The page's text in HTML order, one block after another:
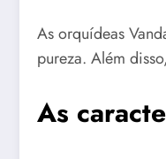
As orquídeas
pureza. Além
As